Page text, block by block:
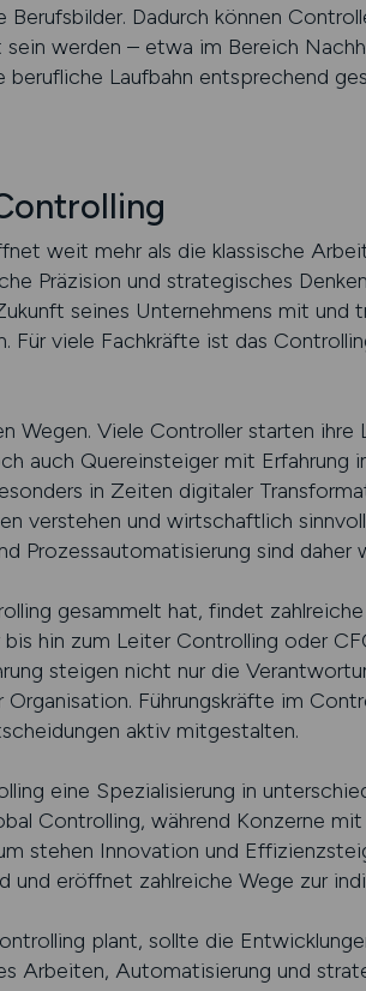
Berufsbilder. Dadurch können
werden – etwa im Bereich
Laufbahn entsprechend
weit mehr als die klassische
Präzision und strategisches
seines Unternehmens mit und
Für viele Fachkräfte ist das
Wegen. Viele Controller starten ihre
auch Quereinsteiger mit Erfahrung
in Zeiten digitaler
verstehen und wirtschaftlich
Prozessautomatisierung sind daher
gesammelt hat, findet
hin zum Leiter Controlling oder
steigen nicht nur die
Führungskräfte im
aktiv mitgestalten.
eine Spezialisierung in
Controlling, während Konzerne
stehen Innovation und
und eröffnet zahlreiche Wege zur
plant, sollte die
Arbeiten, Automatisierung und